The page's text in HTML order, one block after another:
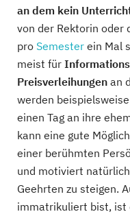
an dem kein
von der Rektorin oder
pro Semester ein Mal
meist für
Preisverleihungen an
werden beispielsweise
einen Tag an ihre
kann eine gute
einer berühmten
und motiviert
Geehrten zu steigen.
immatrikuliert bist, ist